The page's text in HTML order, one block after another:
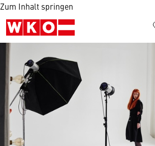
Zum Inhalt springen